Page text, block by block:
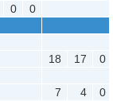
0
0
18 17
0
7 4
0